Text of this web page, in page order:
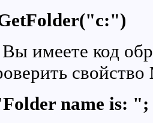
Вы имеете код
свойство
name is: ";